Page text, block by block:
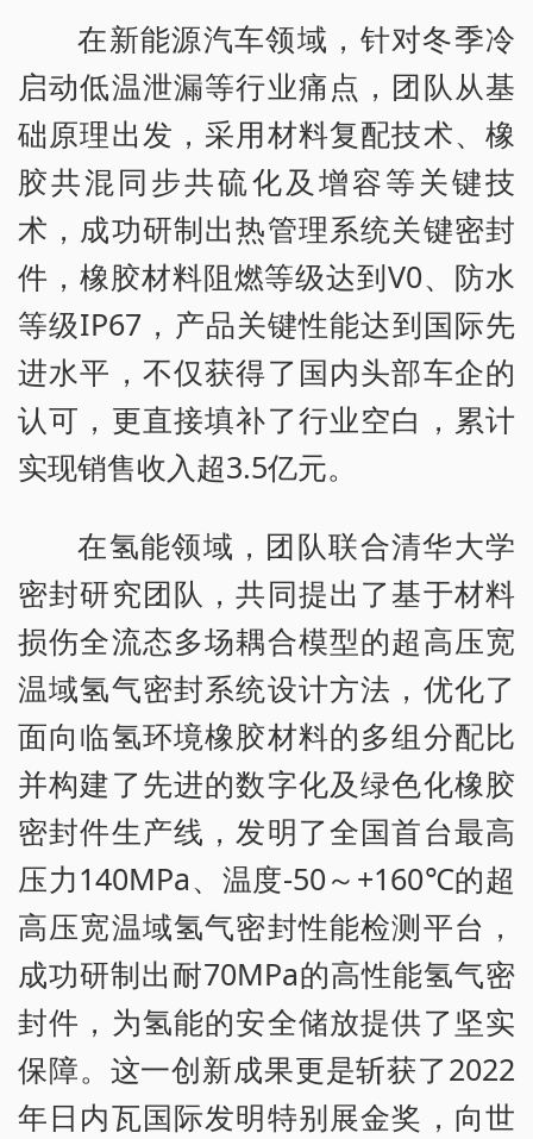
在新能源汽车领域，针对冬季冷
启动低温泄漏等行业痛点，团队从基
础原理出发，采用材料复配技术、橡
胶共混同步共硫化及增容等关键技
术，成功研制出热管理系统关键密封
件，橡胶材料阻燃等级达到V0、防水
等级IP67，产品关键性能达到国际先
进水平，不仅获得了国内头部车企的
认可，更直接填补了行业空白，累计
实现销售收入超3.5亿元。
在氢能领域，团队联合清华大学
密封研究团队，共同提出了基于材料
损伤全流态多场耦合模型的超高压宽
温域氢气密封系统设计方法，优化了
面向临氢环境橡胶材料的多组分配比
并构建了先进的数字化及绿色化橡胶
密封件生产线，发明了全国首台最高
压力140MPa、温度-50～+160℃的超
高压宽温域氢气密封性能检测平台，
成功研制出耐70MPa的高性能氢气密
封件，为氢能的安全储放提供了坚实
保障。这一创新成果更是斩获了2022
年日内瓦国际发明特别展金奖，向世